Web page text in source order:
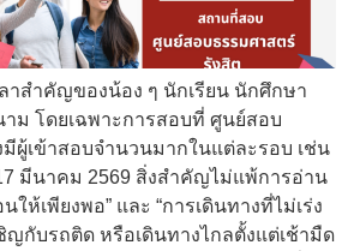
าสำคัญของน้อง ๆ นักเรียน นักศึกษา
ม โดยเฉพาะการสอบที่ ศูนย์สอบ
ผู้เข้าสอบจำนวนมากในแต่ละรอบ เช่น
มีนาคม 2569 สิ่งสำคัญไม่แพ้การอ่าน
ห้เพียงพอ” และ “การเดินทางที่ไม่เร่ง
ญกับรถติด หรือเดินทางไกลตั้งแต่เช้ามืด